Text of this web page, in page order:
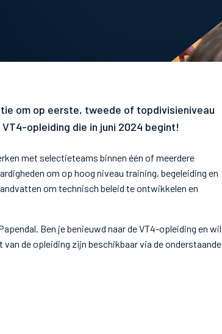
om op eerste, tweede of topdivisieniveau
opleiding die in juni 2024 begint!
met selectieteams binnen één of meerdere
om op hoog niveau training, begeleiding en
om technisch beleid te ontwikkelen en
Ben je benieuwd naar de VT4-opleiding en wil
de opleiding zijn beschikbaar via de onderstaande